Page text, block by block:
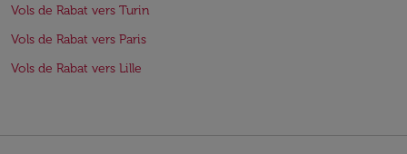
Vols de Rabat vers Turin
Vols de Rabat vers Paris
Vols de Rabat vers Lille